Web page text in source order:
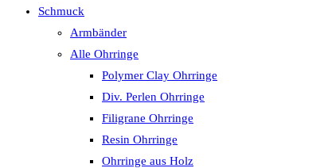
Schmuck
Armbänder
Alle Ohrringe
Polymer Clay Ohrringe
Div. Perlen Ohrringe
Filigrane Ohrringe
Resin Ohrringe
Ohrringe aus Holz